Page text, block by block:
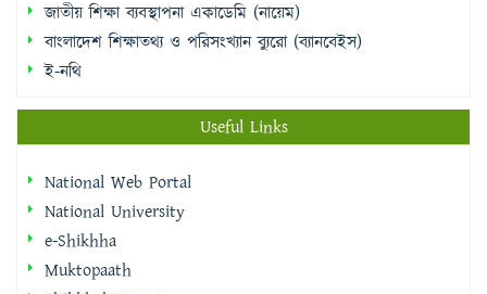
জাতীয় শিক্ষা ব্যবস্থাপনা একাডেমি (নায়েম)
বাংলাদেশ শিক্ষাতথ্য ও পরিসংখ্যান ব্যুরো (ব্যানবেইস)
ই-নথি
Useful Links
National Web Portal
National University
e-Shikhha
Muktopaath